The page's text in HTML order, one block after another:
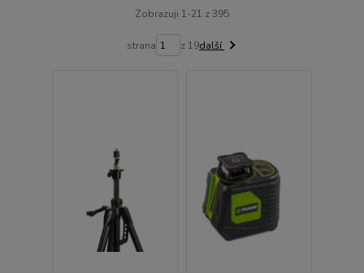
Zobrazuji 1-21 z 395
strana z 19další